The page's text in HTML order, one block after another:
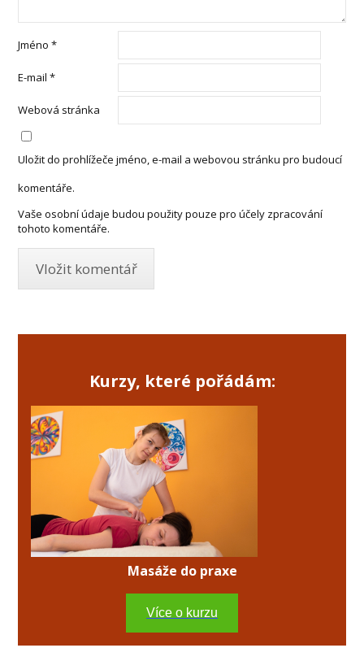
Jméno*
E-mail*
Webová stránka
Uložit do prohlížeče jméno, e-mail a webovou stránku pro budoucí
komentáře.
Vaše osobní údaje budou použity pouze pro účely zpracování
tohoto komentáře.
Kurzy, které pořádám:
Masáže do praxe
Více o kurzu